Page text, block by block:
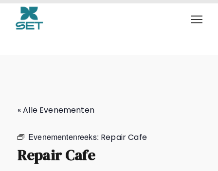
Repair Cafe
« Alle Evenementen
Evenementenreeks: Repair Cafe
Repair Cafe